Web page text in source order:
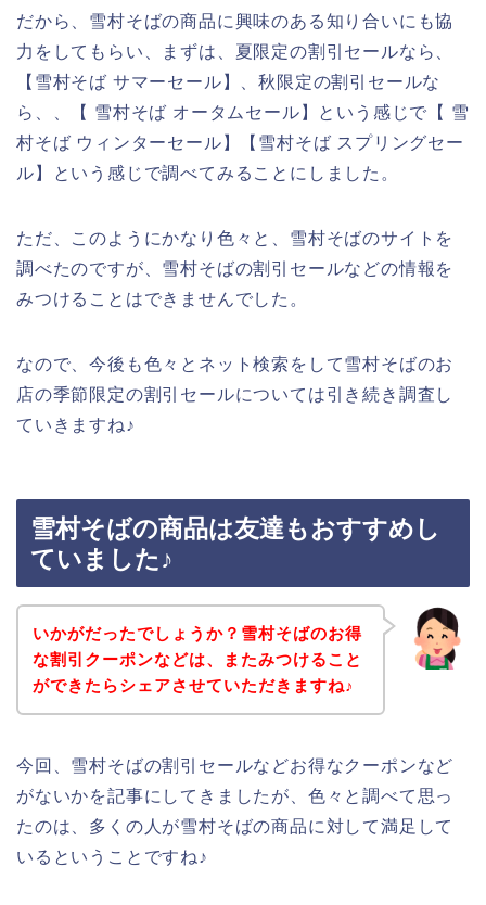
だから、雪村そばの商品に興味のある知り合いにも協
力をしてもらい、まずは、夏限定の割引セールなら、
【雪村そば サマーセール】、秋限定の割引セールな
ら、、【 雪村そば オータムセール】という感じで【 雪
村そば ウィンターセール】【雪村そば スプリングセー
ル】という感じで調べてみることにしました。
ただ、このようにかなり色々と、雪村そばのサイトを
調べたのですが、雪村そばの割引セールなどの情報を
みつけることはできませんでした。
なので、今後も色々とネット検索をして雪村そばのお
店の季節限定の割引セールについては引き続き調査し
ていきますね♪
雪村そばの商品は友達もおすすめし
ていました♪
いかがだったでしょうか？雪村そばのお得
な割引クーポンなどは、またみつけること
ができたらシェアさせていただきますね♪
今回、雪村そばの割引セールなどお得なクーポンなど
がないかを記事にしてきましたが、色々と調べて思っ
たのは、多くの人が雪村そばの商品に対して満足して
いるということですね♪